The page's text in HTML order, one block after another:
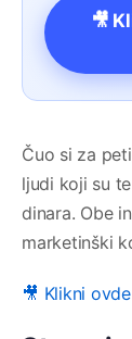
🎥
Čuo si za
ljudi koji su
dinara. Obe
marketinški
🎥 Klikni